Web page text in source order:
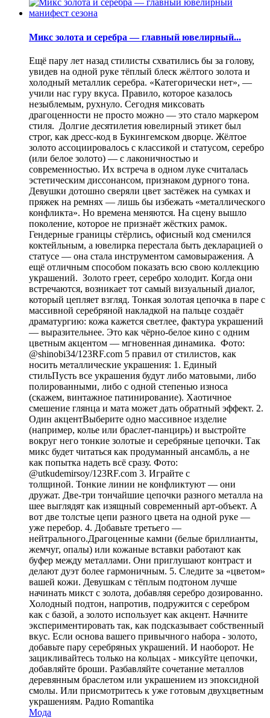
Микс золота и серебра — главный ювелирный...
Ещё пару лет назад стилисты схватились бы за голову,
увидев на одной руке тёплый блеск жёлтого золота и
холодный металлик серебра. «Категорически нет», —
учили нас гуру вкуса. Правило, которое казалось
незыблемым, рухнуло. Сегодня миксовать
драгоценности не просто можно — это стало маркером
стиля. Долгие десятилетия ювелирный этикет был
строг, как дресс-код в Букингемском дворце. Жёлтое
золото ассоциировалось с классикой и статусом, серебро
(или белое золото) — с лаконичностью и
современностью. Их встреча в одном луке считалась
эстетическим диссонансом, признаком дурного тона.
Девушки дотошно сверяли цвет застёжек на сумках и
пряжек на ремнях — лишь бы избежать «металлического
конфликта». Но времена меняются. На сцену вышло
поколение, которое не признаёт жёстких рамок.
Гендерные границы стёрлись, офисный код сменился
коктейльным, а ювелирка перестала быть декларацией о
статусе — она стала инструментом самовыражения. А
ещё отличным способом показать всю свою коллекцию
украшений. Золото греет, серебро холодит. Когда они
встречаются, возникает тот самый визуальный диалог,
который цепляет взгляд. Тонкая золотая цепочка в паре с
массивной серебряной накладкой на пальце создаёт
драматургию: кожа кажется светлее, фактура украшений
— выразительнее. Это как чёрно-белое кино с одним
цветным акцентом — мгновенная динамика. Фото:
@shinobi34/123RF.com 5 правил от стилистов, как
носить металлические украшения: 1. Единый
стильПусть все украшения будут либо матовыми, либо
полированными, либо с одной степенью износа
(скажем, винтажное патинирование). Хаотичное
смешение глянца и мата может дать обратный эффект. 2.
Один акцентВыберите одно массивное изделие
(например, колье или браслет-панцирь) и выстройте
вокруг него тонкие золотые и серебряные цепочки. Так
микс будет читаться как продуманный ансамбль, а не
как попытка надеть всё сразу. Фото:
@utkudemirsoy/123RF.com 3. Играйте с
толщиной. Тонкие линии не конфликтуют — они
дружат. Две-три тончайшие цепочки разного металла на
шее выглядят как изящный современный арт-объект. А
вот две толстые цепи разного цвета на одной руке —
уже перебор. 4. Добавьте третьего —
нейтрального.Драгоценные камни (белые бриллианты,
жемчуг, опалы) или кожаные вставки работают как
буфер между металлами. Они приглушают контраст и
делают дуэт более гармоничным. 5. Следите за «цветом»
вашей кожи. Девушкам с тёплым подтоном лучше
начинать микст с золота, добавляя серебро дозированно.
Холодный подтон, напротив, подружится с серебром
как с базой, а золото использует как акцент. Начните
экспериментировать так, как подсказывает собственный
вкус. Если основа вашего привычного набора - золото,
добавьте пару серебряных украшений. И наоборот. Не
зацикливайтесь только на кольцах - миксуйте цепочки,
добавляйте броши. Разбавляйте сочетание металлов
деревянным браслетом или украшением из эпоксидной
смолы. Или присмотритесь к уже готовым двухцветным
украшениям. Радио Romantika
Мода